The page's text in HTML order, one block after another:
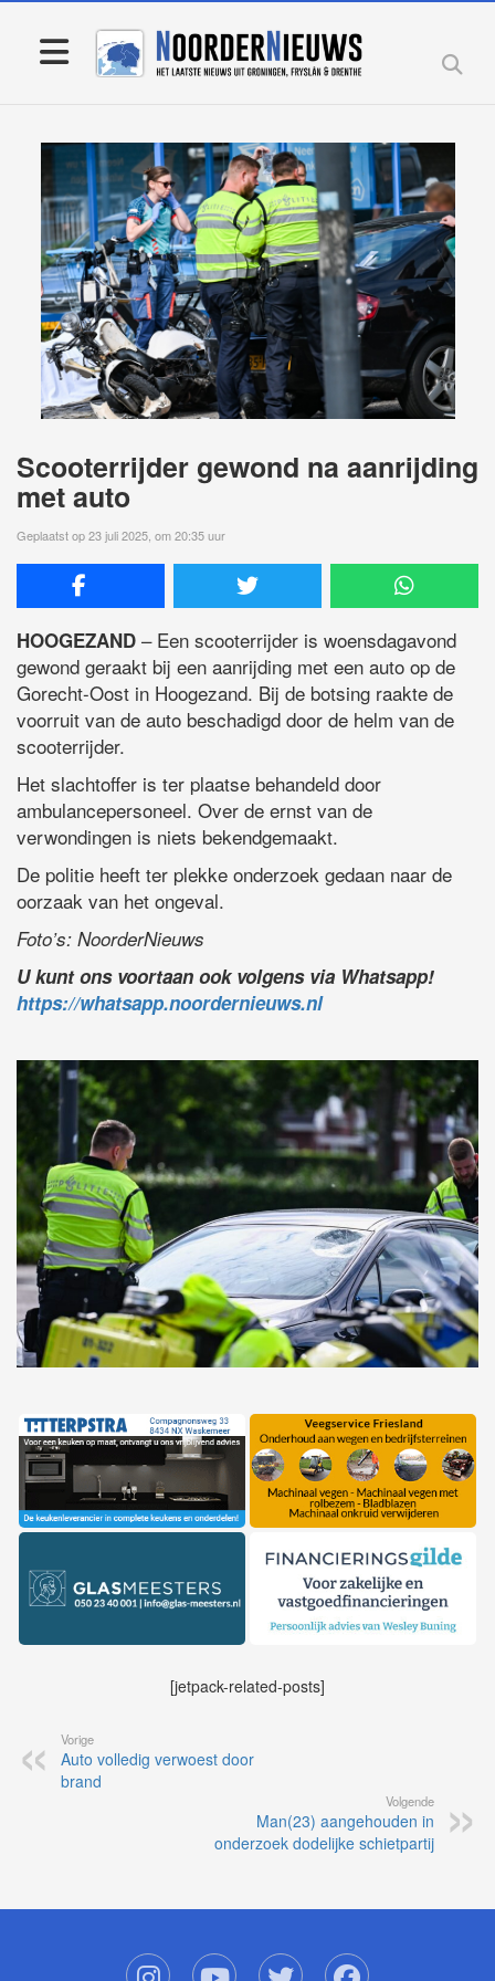
Scooterrijder gewond na aanrijding
met auto
Geplaatst op 23 juli 2025, om 20:35 uur
HOOGEZAND – Een scooterrijder is woensdagavond
gewond geraakt bij een aanrijding met een auto op de
Gorecht-Oost in Hoogezand. Bij de botsing raakte de
voorruit van de auto beschadigd door de helm van de
scooterrijder.
Het slachtoffer is ter plaatse behandeld door
ambulancepersoneel. Over de ernst van de
verwondingen is niets bekendgemaakt.
De politie heeft ter plekke onderzoek gedaan naar de
oorzaak van het ongeval.
Foto’s: NoorderNieuws
U kunt ons voortaan ook volgens via Whatsapp!
https://whatsapp.noordernieuws.nl
[jetpack-related-posts]
Vorige
Auto volledig verwoest door
brand
Volgende
Man(23) aangehouden in
onderzoek dodelijke schietpartij